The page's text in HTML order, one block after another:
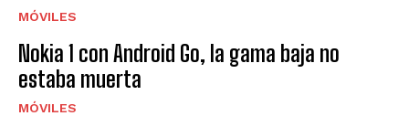
MÓVILES
Nokia 1 con Android Go, la gama baja no
estaba muerta
MÓVILES